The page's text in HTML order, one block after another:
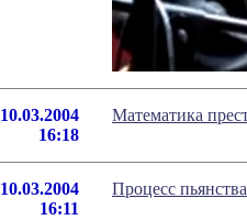
10.03.2004
16:18
Математика
10.03.2004
16:11
Процесс